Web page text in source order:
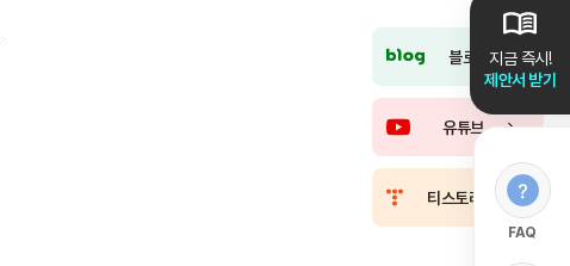
지금 즉시!
제안서 받기
FAQ
블로그
유튜브
티스토리